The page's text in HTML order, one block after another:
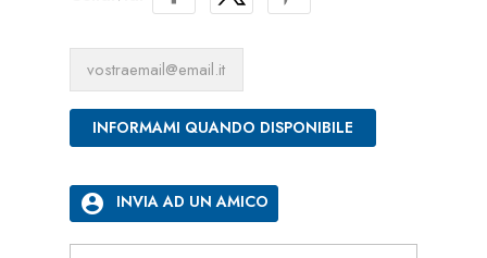
INFORMAMI QUANDO DISPONIBILE
account_circle INVIA AD UN AMICO